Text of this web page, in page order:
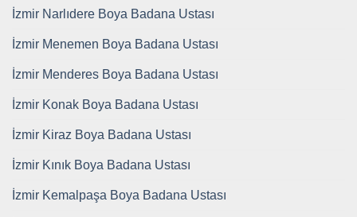
İzmir Narlıdere Boya Badana Ustası
İzmir Menemen Boya Badana Ustası
İzmir Menderes Boya Badana Ustası
İzmir Konak Boya Badana Ustası
İzmir Kiraz Boya Badana Ustası
İzmir Kınık Boya Badana Ustası
İzmir Kemalpaşa Boya Badana Ustası